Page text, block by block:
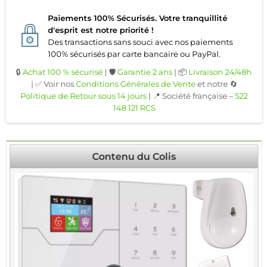
Paiements 100% Sécurisés. Votre tranquillité
d'esprit est notre priorité !
Des transactions sans souci avec nos paiements
100% sécurisés par carte bancaire ou PayPal.
🔒 Achat 100 % sécurisé | 🛡️Garantie 2 ans | 📦 Livraison 24/48h
| ✅ Voir nosConditions Générales de Venteet notre 🔄
Politique de Retour sous 14 jours | 📍 Société française –522
148 121 RCS
Contenu du Colis